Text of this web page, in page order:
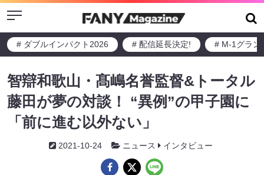
Menu
# ダブルインパクト2026 # 配信延長決定! # M-1グラン
智辯和歌山・髙嶋名誉監督&トータル
藤田が夢の対談！ “異例”の甲子園に
「前に進む以外ない」
2021-10-24 ニュース インタビュー